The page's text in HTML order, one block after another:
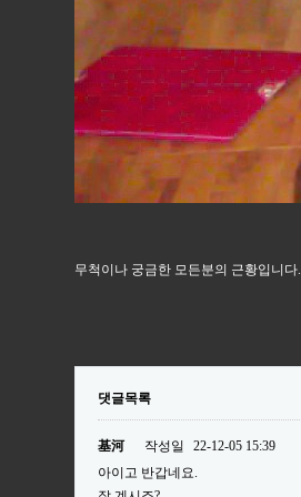
무척이나 궁금한 모든분의 근황입니다.
댓글목록
基河 작성일
22-12-05 15:39
아이고 반갑네요.